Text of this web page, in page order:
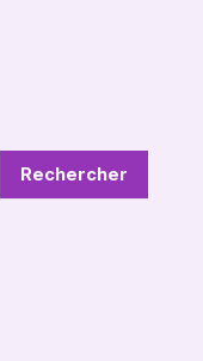
Rechercher